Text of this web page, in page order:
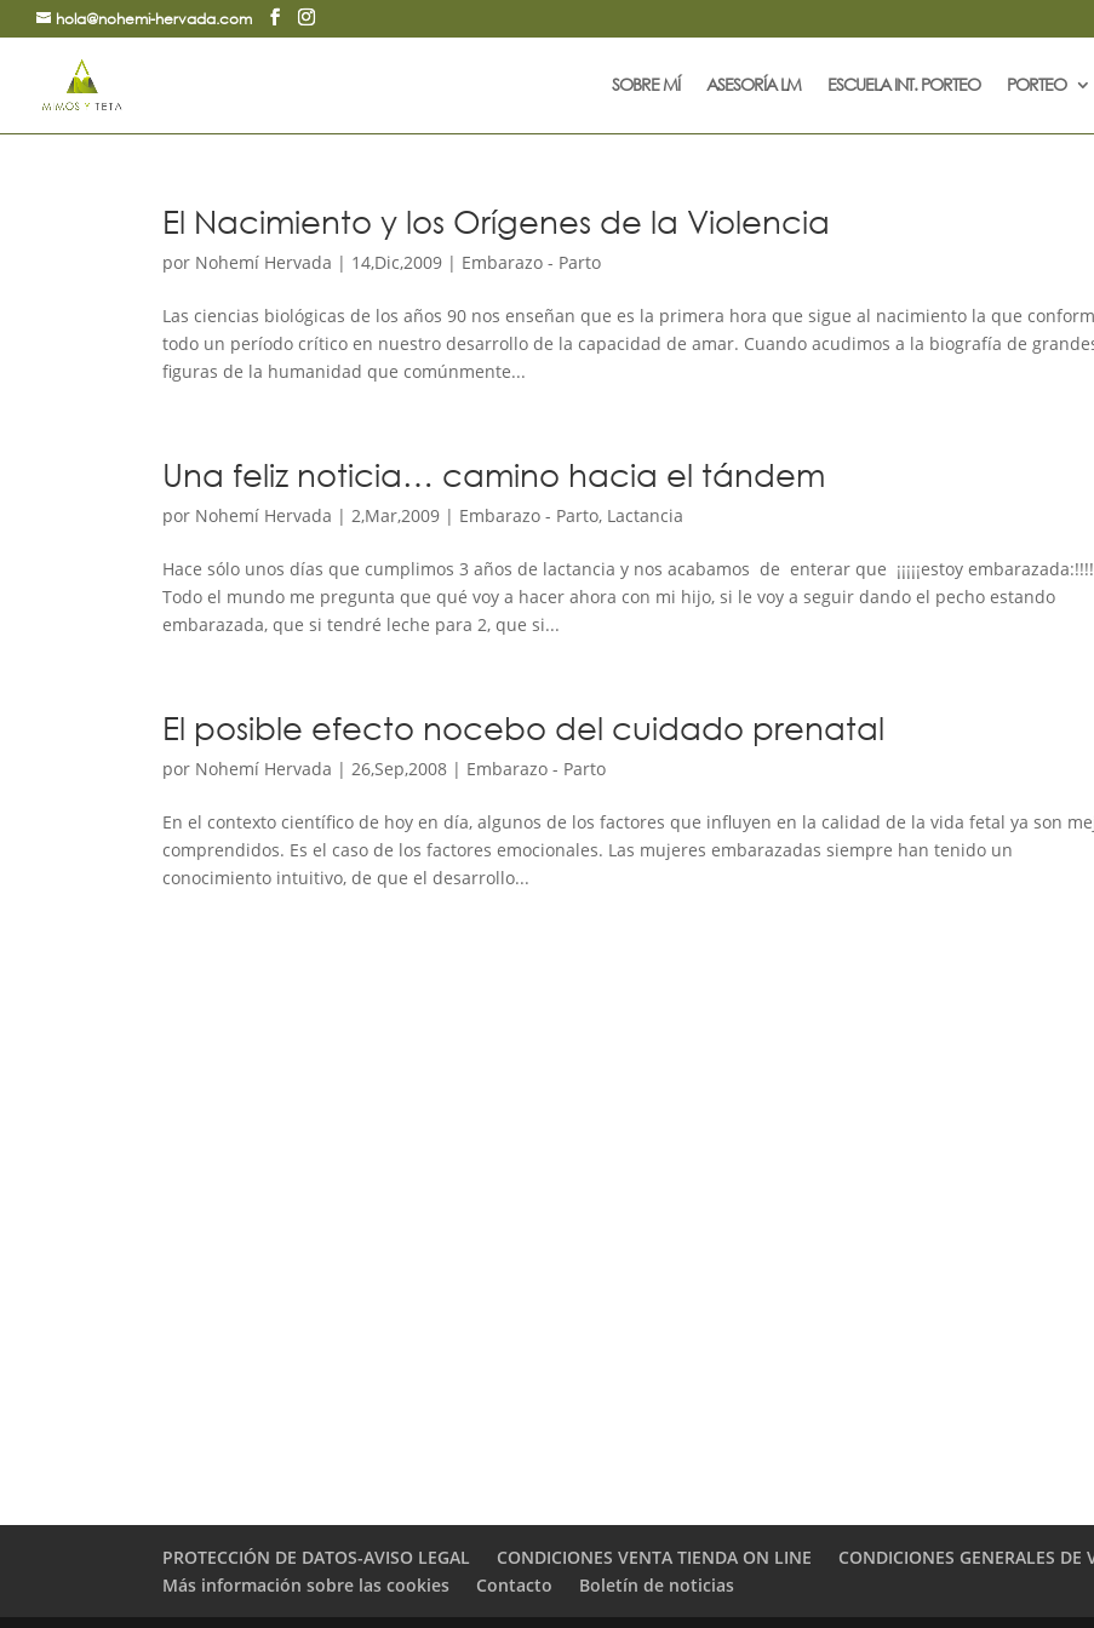
hola@nohemi-hervada.com
SOBRE MÍ ASESORÍA LM ESCUELA INT. PORTEO PORTEO
El Nacimiento y los Orígenes de la Violencia
por Nohemí Hervada | 14,Dic,2009 | Embarazo - Parto
Las ciencias biológicas de los años 90 nos enseñan que es la primera hora que sigue al nacimiento la que
todo un período crítico en nuestro desarrollo de la capacidad de amar. Cuando acudimos a la biografía de
figuras de la humanidad que comúnmente...
Una feliz noticia… camino hacia el tándem
por Nohemí Hervada |2,Mar,2009 | Embarazo - Parto, Lactancia
Hace sólo unos días que cumplimos 3 años de lactancia y nos acabamos de enterar que ¡¡¡¡¡estoy
Todo el mundo me pregunta que qué voy a hacer ahora con mi hijo, si le voy a seguir dando el pecho estando
embarazada, que si tendré leche para 2, que si...
El posible efecto nocebo del cuidado prenatal
por Nohemí Hervada |26,Sep,2008 | Embarazo - Parto
En el contexto científico de hoy en día, algunos de los factores que influyen en la calidad de la vida fetal ya son
comprendidos. Es el caso de los factores emocionales. Las mujeres embarazadas siempre han tenido un
conocimiento intuitivo, de que el desarrollo...
PROTECCIÓN DE DATOS-AVISO LEGAL CONDICIONES VENTA TIENDA ON LINE CONDICIONES GENERALES DE
Más información sobre las cookies
Contacto Boletín de noticias